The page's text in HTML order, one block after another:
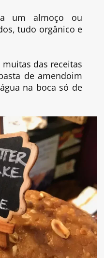
um almoço ou
tudo orgânico e
muitas das receitas
de amendoim
na boca só de